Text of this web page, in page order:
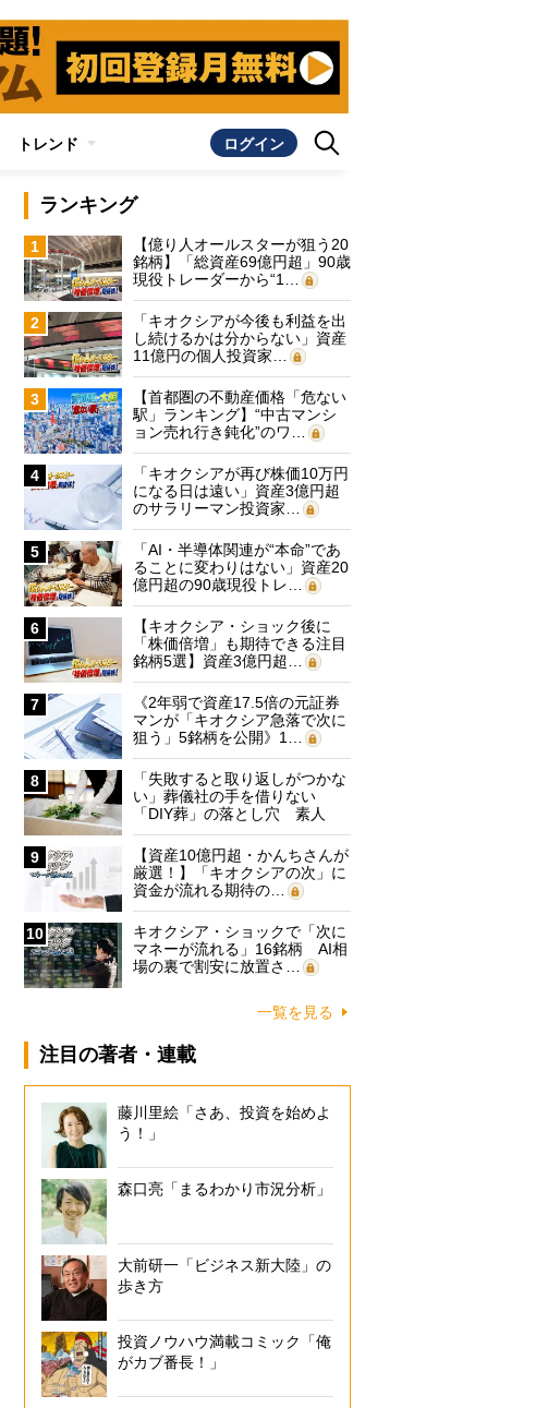
トレンド ログイン
ランキング
1
【億り人オールスターが狙う20
銘柄】「総資産69億円超」90歳
現役トレーダーから“1…
2
「キオクシアが今後も利益を出
し続けるかは分からない」資産
11億円の個人投資家…
3
【首都圏の不動産価格「危ない
駅」ランキング】“中古マンシ
ョン売れ行き鈍化”のワ…
4
「キオクシアが再び株価10万円
になる日は遠い」資産3億円超
のサラリーマン投資家…
5
「AI・半導体関連が“本命”であ
ることに変わりはない」資産20
億円超の90歳現役トレ…
6
【キオクシア・ショック後に
「株価倍増」も期待できる注目
銘柄5選】資産3億円超…
7
《2年弱で資産17.5倍の元証券
マンが「キオクシア急落で次に
狙う」5銘柄を公開》1…
8
「失敗すると取り返しがつかな
い」葬儀社の手を借りない
「DIY葬」の落とし穴 素人
に…
9
【資産10億円超・かんちさんが
厳選！】「キオクシアの次」に
資金が流れる期待の…
10
キオクシア・ショックで「次に
マネーが流れる」16銘柄 AI相
場の裏で割安に放置さ…
一覧を見る
注目の著者・連載
藤川里絵「さあ、投資を始めよ
う！」
森口亮「まるわかり市況分析」
大前研一「ビジネス新大陸」の
歩き方
投資ノウハウ満載コミック「俺
がカブ番長！」